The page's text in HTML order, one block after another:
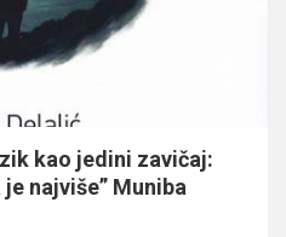
kao jedini zavičaj:
najviše” Muniba